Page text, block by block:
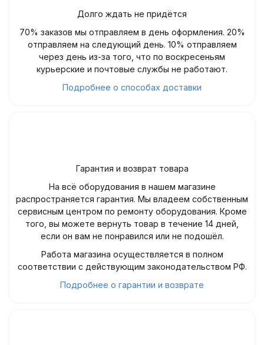
Долго ждать не придётся
70% заказов мы отправляем в день оформления. 20%
отправляем на следующий день. 10% отправляем
через день из-за того, что по воскресеньям
курьерские и почтовые службы не работают.
Подробнее о способах доставки
Гарантия и возврат товара
На всё оборудования в нашем магазине
распространяется гарантия. Мы владеем собственным
сервисным центром по ремонту оборудования. Кроме
того, вы можете вернуть товар в течение 14 дней,
если он вам не понравился или не подошёл.
Работа магазина осуществляется в полном
соответствии с действующим законодательством РФ.
Подробнее о гарантии и возврате